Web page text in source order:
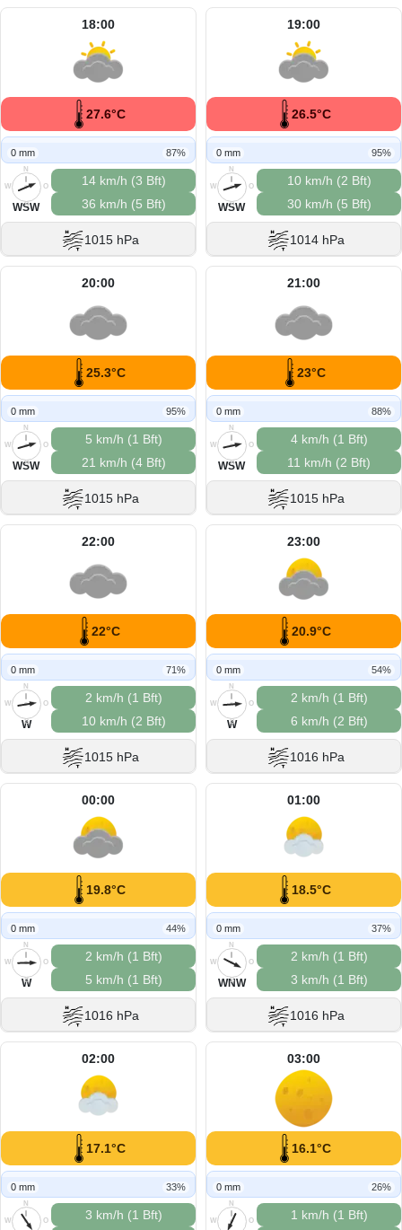
18:00
27.6°C
0 mm 87%
N
O
S
W
WSW
14 km/h (3 Bft)
36 km/h (5 Bft)
1015 hPa
19:00
26.5°C
0 mm 95%
N
O
S
W
WSW
10 km/h (2 Bft)
30 km/h (5 Bft)
1014 hPa
20:00
25.3°C
0 mm 95%
N
O
S
W
WSW
5 km/h (1 Bft)
21 km/h (4 Bft)
1015 hPa
21:00
23°C
0 mm 88%
N
O
S
W
WSW
4 km/h (1 Bft)
11 km/h (2 Bft)
1015 hPa
22:00
22°C
0 mm 71%
N
O
S
W
W
2 km/h (1 Bft)
10 km/h (2 Bft)
1015 hPa
23:00
20.9°C
0 mm 54%
N
O
S
W
W
2 km/h (1 Bft)
6 km/h (2 Bft)
1016 hPa
00:00
19.8°C
0 mm 44%
N
O
S
W
W
2 km/h (1 Bft)
5 km/h (1 Bft)
1016 hPa
01:00
18.5°C
0 mm 37%
N
O
S
W
WNW
2 km/h (1 Bft)
3 km/h (1 Bft)
1016 hPa
02:00
17.1°C
0 mm 33%
N
O
W
3 km/h (1 Bft)
03:00
16.1°C
0 mm 26%
N
O
W
1 km/h (1 Bft)